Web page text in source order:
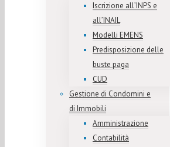
Iscrizione all’INPS e
all’INAIL
Modelli EMENS
Predisposizione delle
buste paga
CUD
Gestione di Condomini e
di Immobili
Amministrazione
Contabilità